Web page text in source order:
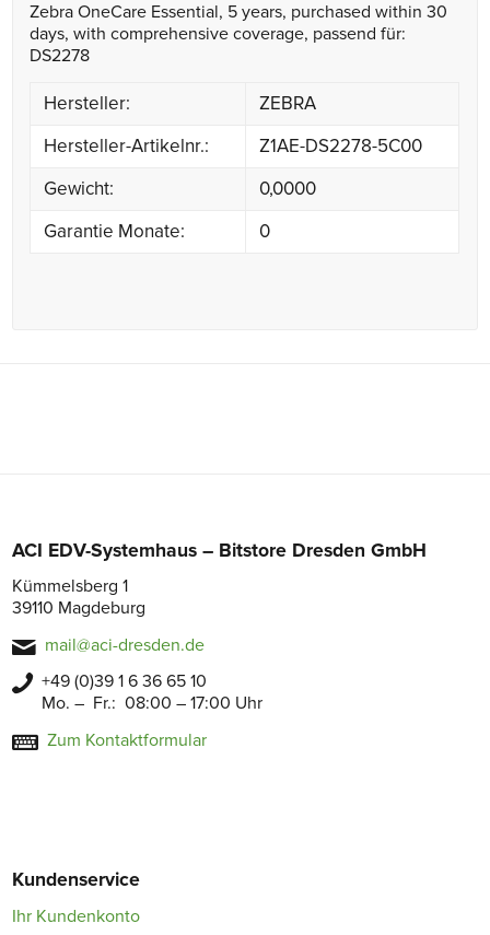
Zebra OneCare Essential, 5 years, purchased within 30
days, with comprehensive coverage, passend für:
DS2278
Hersteller:
ZEBRA
Hersteller-Artikelnr.:
Z1AE-DS2278-5C00
Gewicht:
0,0000
Garantie Monate:
0
ACI EDV-Systemhaus – Bitstore Dresden GmbH
Kümmelsberg 1
39110 Magdeburg
mail@aci-dresden.de
+49 (0)39 1 6 36 65 10
Mo. – Fr.: 08:00 – 17:00 Uhr
Zum Kontaktformular
Kundenservice
Ihr Kundenkonto